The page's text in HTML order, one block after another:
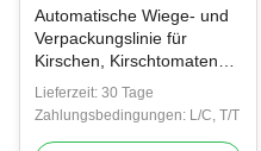
Automatische Wiege- und
Verpackungslinie für
Kirschen, Kirschtomaten
und Blaubeeren
Lieferzeit: 30 Tage
Zahlungsbedingungen: L/C, T/T